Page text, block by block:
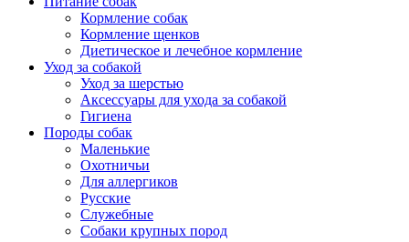
Кормление собак
Кормление щенков
Диетическое и лечебное кормление
Уход за собакой
Уход за шерстью
Аксессуары для ухода за собакой
Гигиена
Породы собак
Маленькие
Охотничьи
Для аллергиков
Русские
Служебные
Собаки крупных пород